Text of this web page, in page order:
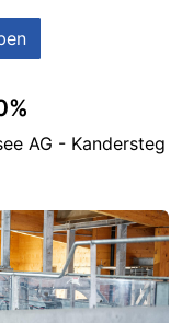
AG - Kandersteg